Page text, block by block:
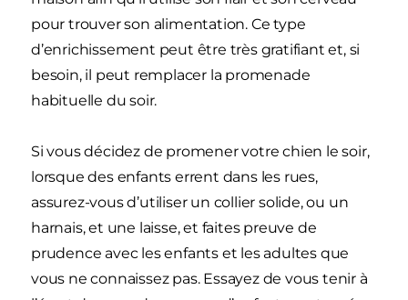
pour trouver son alimentation. Ce type
d’enrichissement peut être très gratifiant et, si
besoin, il peut remplacer la promenade
habituelle du soir.
Si vous décidez de promener votre chien le soir,
lorsque des enfants errent dans les rues,
assurez-vous d’utiliser un collier solide, ou un
harnais, et une laisse, et faites preuve de
prudence avec les enfants et les adultes que
vous ne connaissez pas. Essayez de vous tenir à